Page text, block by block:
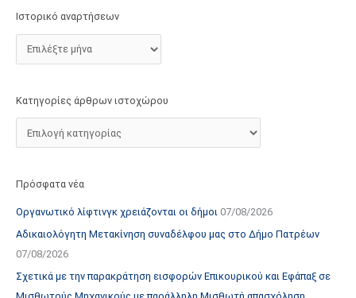
Ιστορικό αναρτήσεων
Κατηγορίες άρθρων ιστοχώρου
ώ
ρ
Πρόσφατα νέα
Οργανωτικό λίφτινγκ χρειάζονται οι δήμοι 07/08/2026
Αδικαιολόγητη Μετακίνηση συναδέλφου μας στο Δήμο Πατρέων
07/08/2026
Σχετικά με την παρακράτηση εισφορών Επικουρικού και Εφάπαξ σε